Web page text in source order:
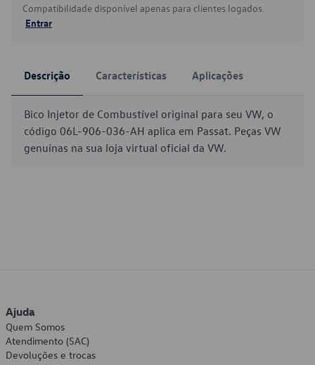
Compatibilidade disponível apenas para clientes logados.
Entrar
Descrição Características Aplicações
Bico Injetor de Combustível original para seu VW, o
código 06L-906-036-AH aplica em Passat. Peças VW
genuínas na sua loja virtual oficial da VW.
Ajuda
Quem Somos
Atendimento (SAC)
Devoluções e trocas